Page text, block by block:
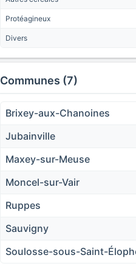
Protéagineux
Divers
Communes (7)
Brixey-aux-Chanoines
Jubainville
Maxey-sur-Meuse
Moncel-sur-Vair
Ruppes
Sauvigny
Soulosse-sous-Saint-